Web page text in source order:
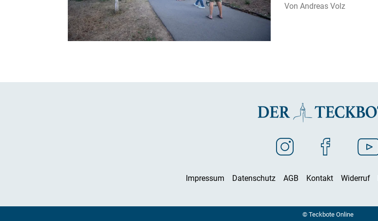
Andreas Volz
Impressum Datenschutz AGB Kontakt Widerruf
© Teckbote Online